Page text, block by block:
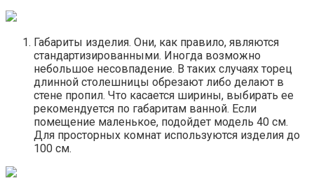
Габариты изделия. Они, как правило, являются
стандартизированными. Иногда возможно
небольшое несовпадение. В таких случаях торец
длинной столешницы обрезают либо делают в
стене пропил. Что касается ширины, выбирать ее
рекомендуется по габаритам ванной. Если
помещение маленькое, подойдет модель 40 см.
Для просторных комнат используются изделия до
100 см.